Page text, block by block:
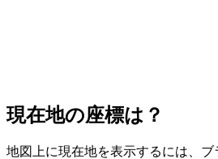
現在地の座標は？
地図上に現在地を表示するには、